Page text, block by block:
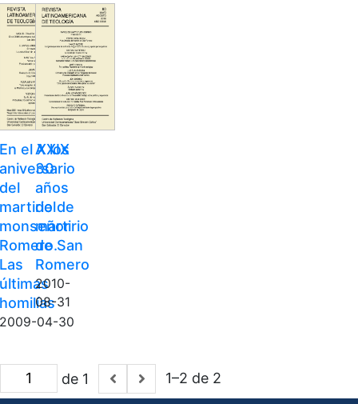
En el XXIX
aniversario
del
martirio de
monseñor
Romero.
Las
últimas
homilías
2009-04-30
A los
30
años
del
martirio
de San
Romero
2010-
08-31
de 1 1–2 de 2